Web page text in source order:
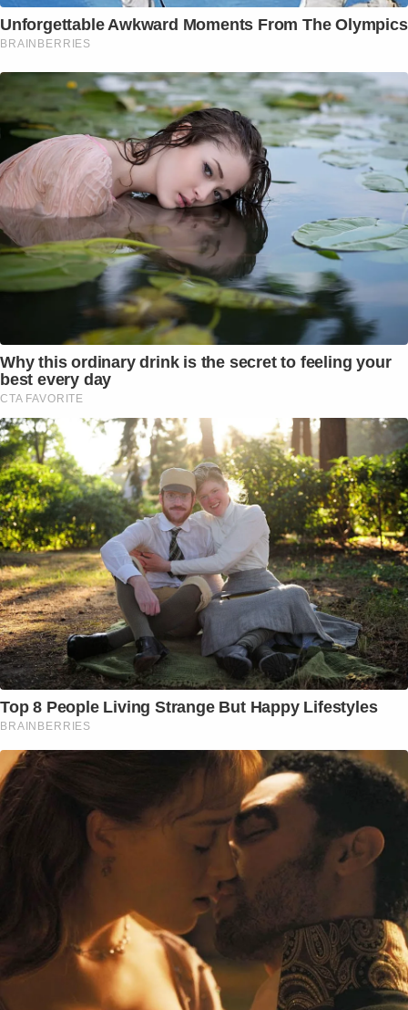
Unforgettable Awkward Moments From The Olympics
BRAINBERRIES
Why this ordinary drink is the secret to feeling your
best every day
CTA FAVORITE
Top 8 People Living Strange But Happy Lifestyles
BRAINBERRIES